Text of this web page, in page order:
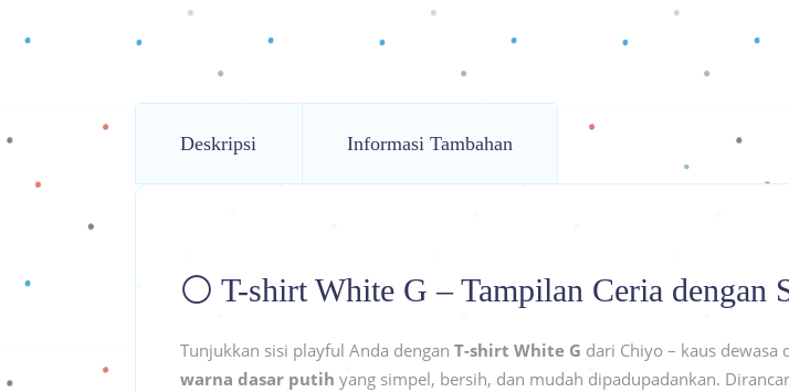
Deskripsi Informasi Tambahan
⚪ T-shirt White G – Tampilan Ceria dengan
Tunjukkan sisi playful Anda dengan T-shirt White G dari Chiyo – kaus dewasa
warna dasar putih yang simpel, bersih, dan mudah dipadupadankan.